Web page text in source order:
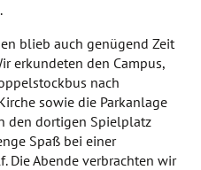
blieb auch genügend Zeit
erkundeten den Campus,
nach
sowie die Parkanlage
den dortigen Spielplatz
Spaß bei einer
Die Abende verbrachten wir